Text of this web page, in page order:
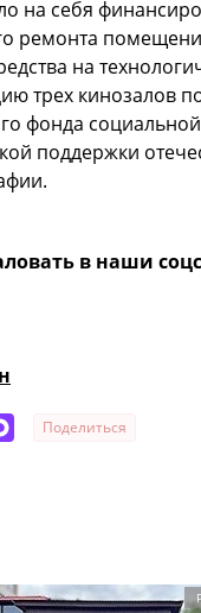
на себя
ремонта
на
трех кинозалов
фонда
поддержки
в наши
Поделиться